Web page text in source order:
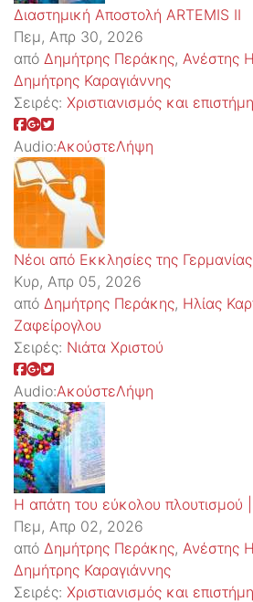
Διαστημική Αποστολή ARTEMIS II
Πεμ, Απρ 30, 2026
από Δημήτρης Περάκης, Ανέστης
Δημήτρης Καραγιάννης
Σειρές: Χριστιανισμός και επιστήμη
Audio:ΑκούστεΛήψη
Νέοι από Εκκλησίες της Γερμανίας
Κυρ, Απρ 05, 2026
από Δημήτρης Περάκης, Ηλίας
Ζαφείρογλου
Σειρές: Νιάτα Χριστού
Audio:ΑκούστεΛήψη
Η απάτη του εύκολου
Πεμ, Απρ 02, 2026
από Δημήτρης Περάκης, Ανέστης
Δημήτρης Καραγιάννης
Σειρές: Χριστιανισμός και επιστήμη